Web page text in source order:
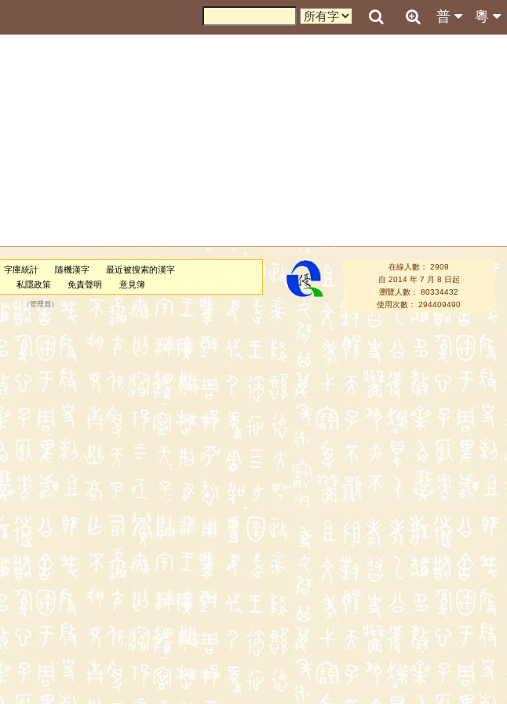
粵
普
字庫統計 隨機漢字
最近被搜索的漢字
私隱政策 免責聲明 意見簿
（管理員 ）
在線人數： 2909
自 2014 年 7 月 8 日起
瀏覽人數： 80334432
使用次數： 294409490